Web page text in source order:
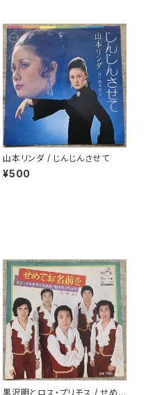
山本リンダ / じんじんさせて
¥500
黒沢明とロス・プリモス / せめて